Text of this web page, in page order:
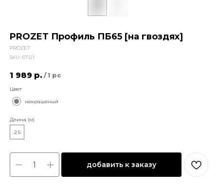
PROZET Профиль ПБ65 [на гвоздях]
PROZET
SKU: 67121
1 989 р. / 1 pc
Цвет
некрашеный
Длина (м)
2.5
добавить к заказу